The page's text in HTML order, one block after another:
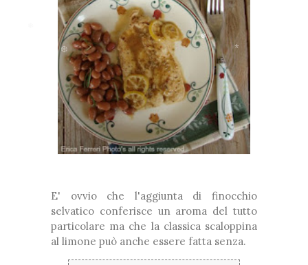
E' ovvio che l'aggiunta di finocchio
selvatico conferisce un aroma del tutto
particolare ma che la classica scaloppina
al limone può anche essere fatta senza.
❆
❅
*